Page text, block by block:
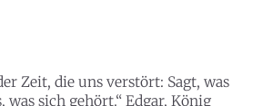
Zeit, die uns verstört: Sagt, was
sich gehört.“ Edgar, König